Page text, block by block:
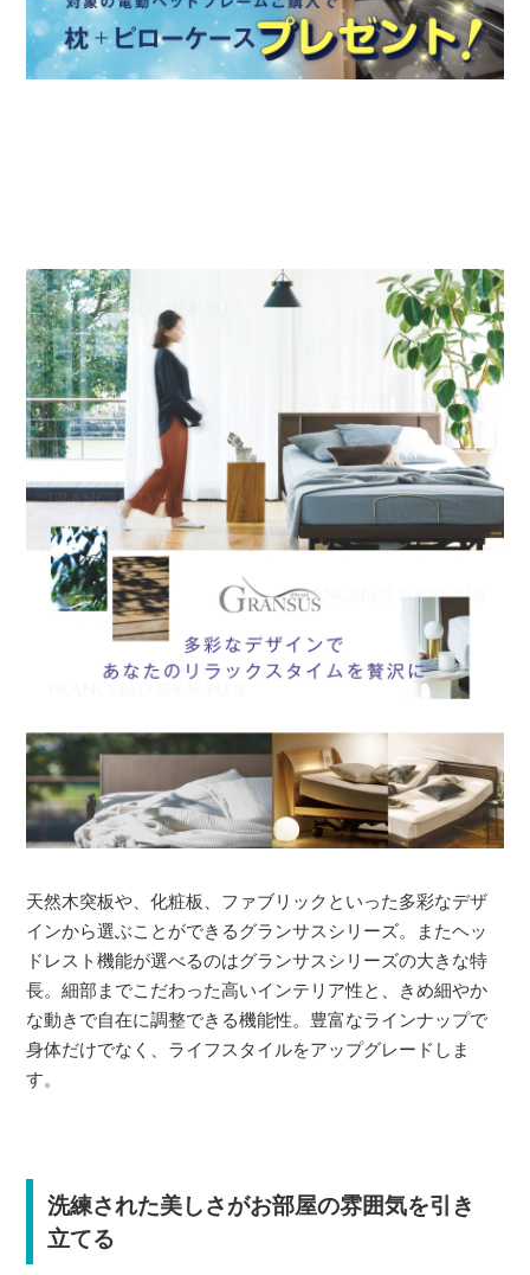
天然木突板や、化粧板、ファブリックといった多彩なデザ
インから選ぶことができるグランサスシリーズ。またヘッ
ドレスト機能が選べるのはグランサスシリーズの大きな特
長。細部までこだわった高いインテリア性と、きめ細やか
な動きで自在に調整できる機能性。豊富なラインナップで
身体だけでなく、ライフスタイルをアップグレードしま
す。
洗練された美しさがお部屋の雰囲気を引き
立てる